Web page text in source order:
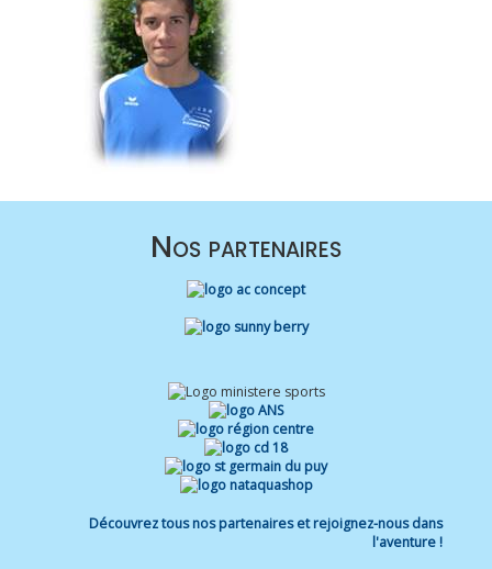
Nos partenaires
Découvrez tous nos partenaires et rejoignez-nous dans
l'aventure !